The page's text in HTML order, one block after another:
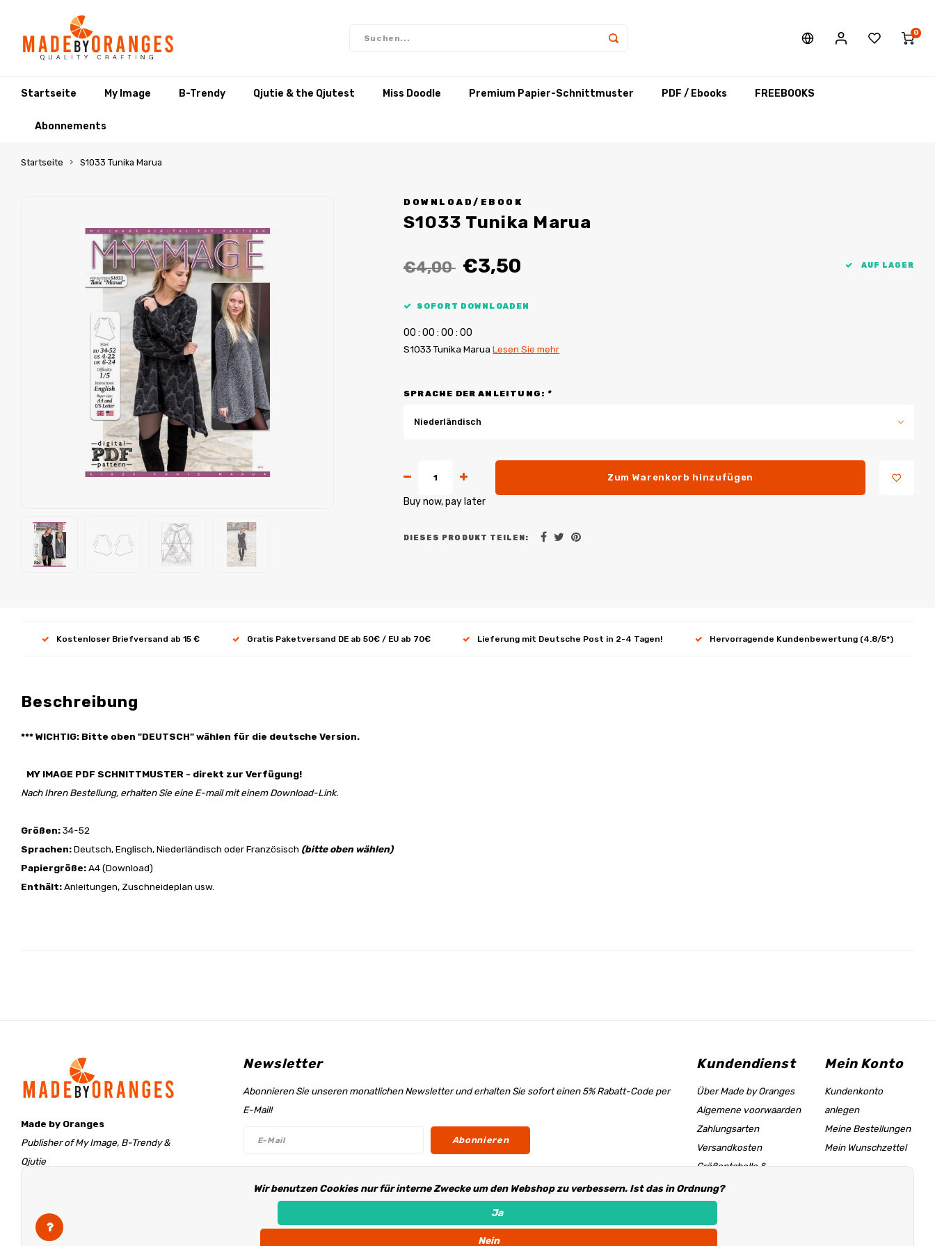
0
Startseite My Image B-Trendy Qjutie & the Qjutest Miss Doodle Premium Papier-Schnittmuster PDF / Ebooks FREEBOOKS
Abonnements
Startseite S1033 Tunika Marua
DOWNLOAD/EBOOK
S1033 Tunika Marua
€4,00 €3,50 AUF LAGER
SOFORT DOWNLOADEN
00 : 00 : 00 : 00
S1033 Tunika Marua Lesen Sie mehr
SPRACHE DER ANLEITUNG: *
Niederländisch
Zum Warenkorb hinzufügen
Buy now, pay later
DIESES PRODUKT TEILEN:
Kostenloser Briefversand ab 15 € Gratis Paketversand DE ab 50€ / EU ab 70€ Lieferung mit Deutsche Post in 2-4 Tagen! Hervorragende Kundenbewertung (4.8/5*)
Beschreibung
*** WICHTIG: Bitte oben "DEUTSCH" wählen für die deutsche Version.
MY IMAGE PDF SCHNITTMUSTER - direkt zur Verfügung!
Nach Ihren Bestellung, erhalten Sie eine E-mail mit einem Download-Link.
Größen:34-52
Sprachen:Deutsch, Englisch, Niederländisch oder Französisch (bitte oben wählen)
Papiergröße:A4 (Download)
Enthält:Anleitungen, Zuschneideplan usw.
Made by Oranges
Publisher of My Image, B-Trendy &
Qjutie
The Netherlands
info@madebyoranges.com
Newsletter
Abonnieren Sie unseren monatlichen Newsletter und erhalten Sie sofort einen 5% Rabatt-Code per
E-Mail!
Abonnieren
Folge uns
Kundendienst
Über Made by Oranges
Algemene voorwaarden
Zahlungsarten
Versandkosten
Größentabelle &
Hilfeseite
Händler Informationen
Mein Konto
Kundenkonto
anlegen
Meine Bestellungen
Mein Wunschzettel
Wir benutzen Cookies nur für interne Zwecke um den Webshop zu verbessern. Ist das in Ordnung?
Ja
Nein